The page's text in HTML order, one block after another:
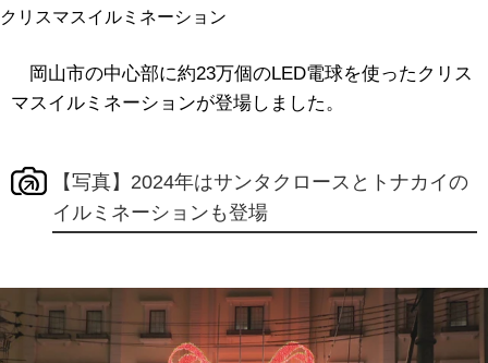
クリスマスイルミネーション
岡山市の中心部に約23万個のLED電球を使ったクリス
マスイルミネーションが登場しました。
【写真】2024年はサンタクロースとトナカイの
イルミネーションも登場